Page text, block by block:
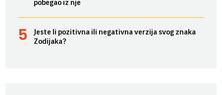
pobegao iz nje
Jeste li pozitivna ili negativna verzija svog znaka
Zodijaka?